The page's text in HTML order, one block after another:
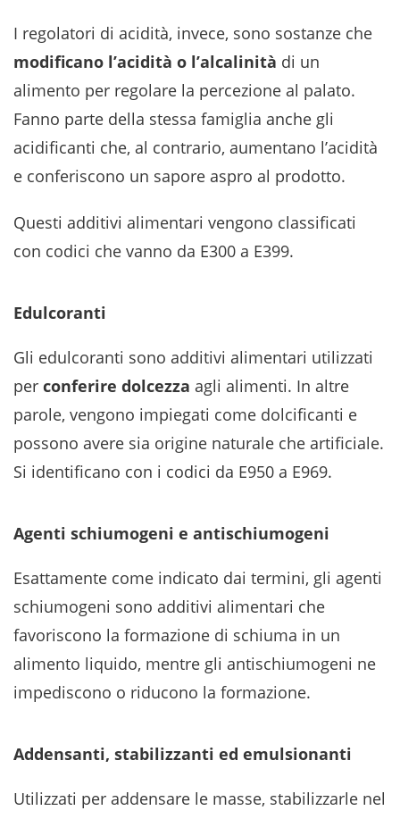
I regolatori di acidità, invece, sono sostanze che
modificano l’acidità o l’alcalinità di un
alimento per regolare la percezione al palato.
Fanno parte della stessa famiglia anche gli
acidificanti che, al contrario, aumentano l’acidità
e conferiscono un sapore aspro al prodotto.
Questi additivi alimentari vengono classificati
con codici che vanno da E300 a E399.
Edulcoranti
Gli edulcoranti sono additivi alimentari utilizzati
per conferire dolcezza agli alimenti. In altre
parole, vengono impiegati come dolcificanti e
possono avere sia origine naturale che artificiale.
Si identificano con i codici da E950 a E969.
Agenti schiumogeni e antischiumogeni
Esattamente come indicato dai termini, gli agenti
schiumogeni sono additivi alimentari che
favoriscono la formazione di schiuma in un
alimento liquido, mentre gli antischiumogeni ne
impediscono o riducono la formazione.
Addensanti, stabilizzanti ed emulsionanti
Utilizzati per addensare le masse, stabilizzarle nel